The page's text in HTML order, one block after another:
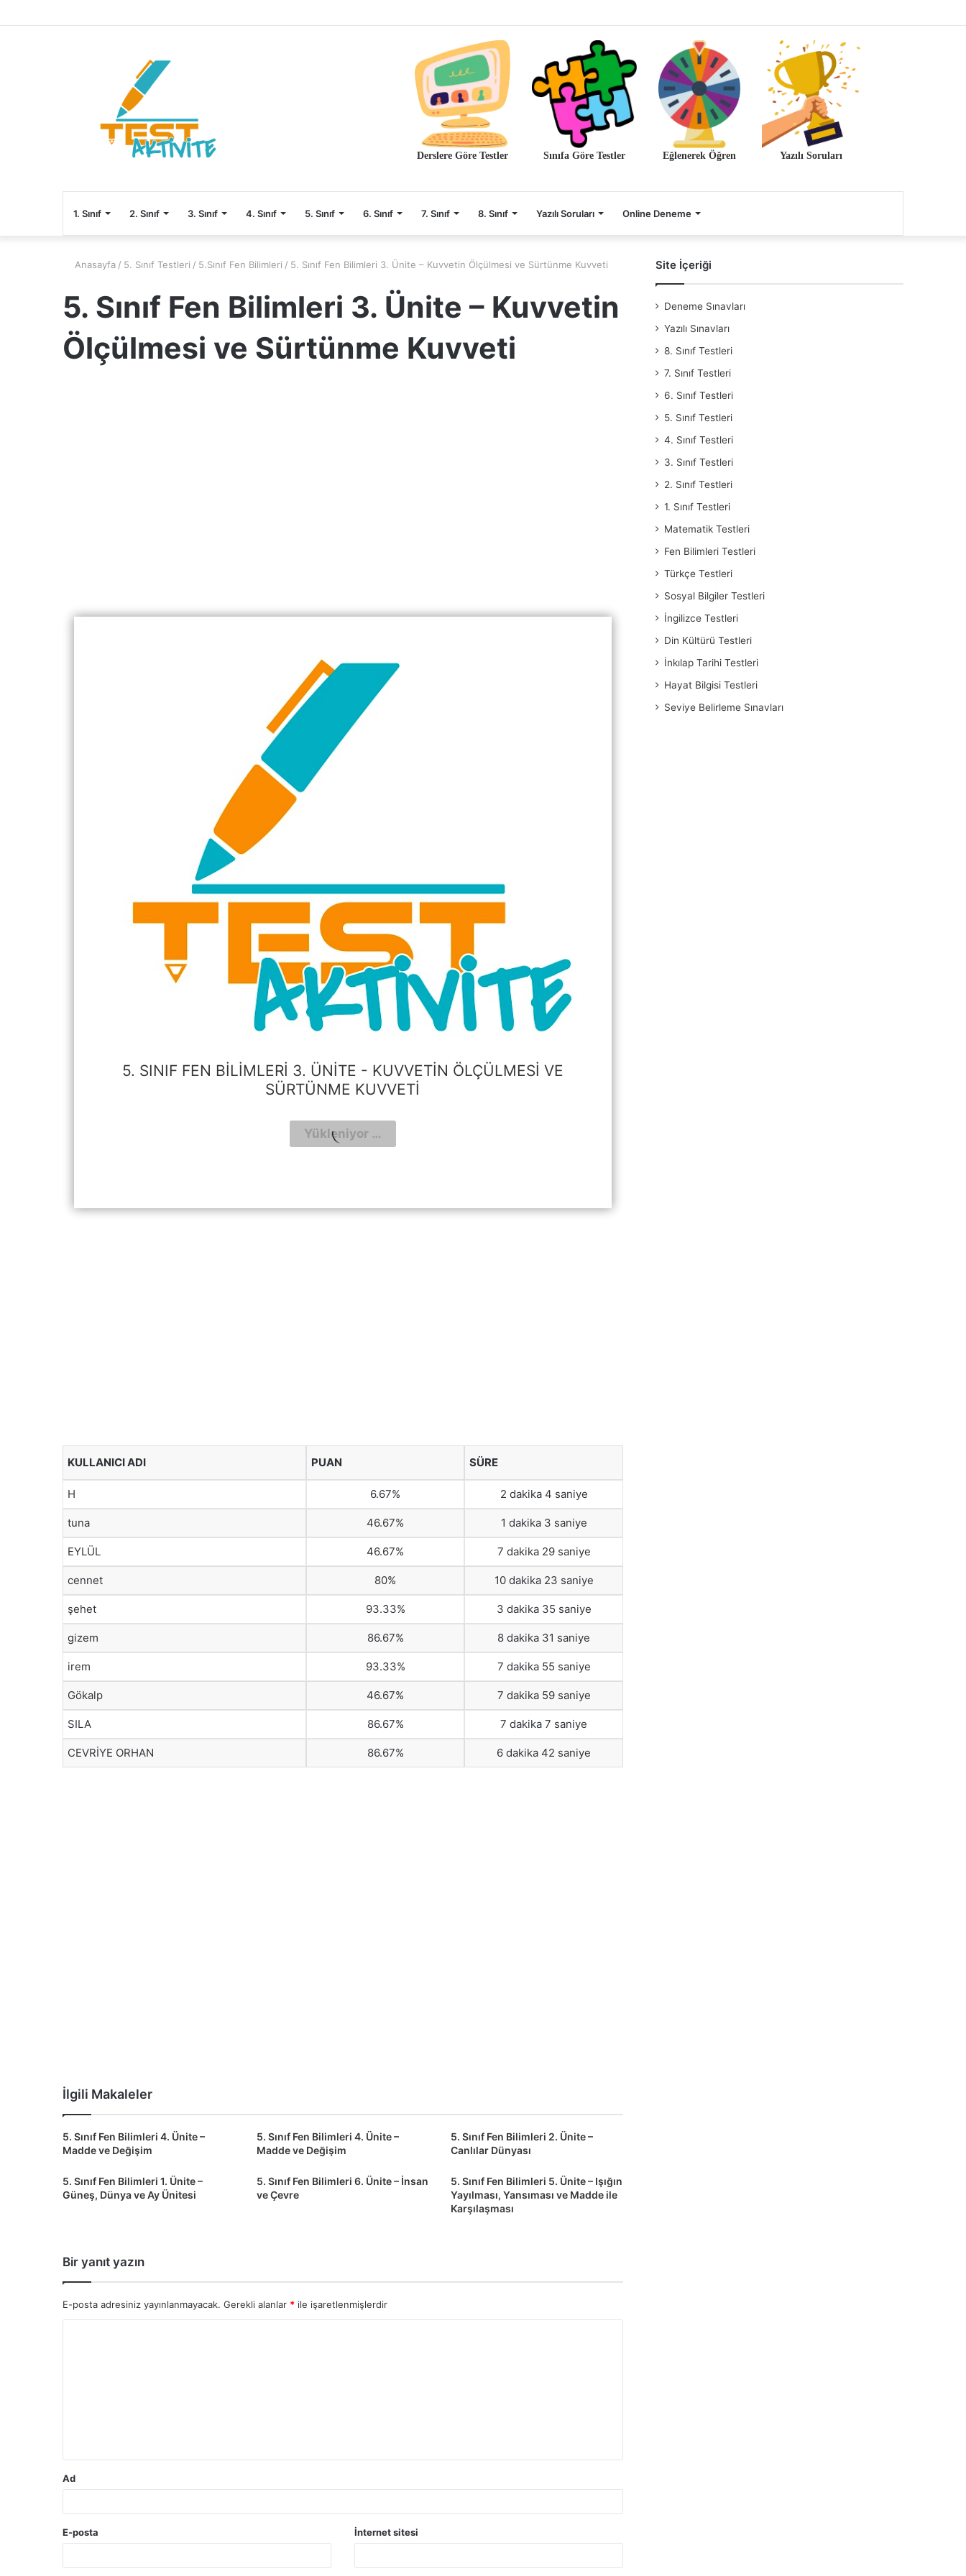
Derslere Göre Testler Sınıfa Göre Testler Eğlenerek Öğren Yazılı Soruları
1. Sınıf 2. Sınıf 3. Sınıf 4. Sınıf 5. Sınıf 6. Sınıf 7. Sınıf 8. Sınıf Yazılı Soruları Online Deneme
Anasayfa / 5. Sınıf Testleri / 5.Sınıf Fen Bilimleri / 5. Sınıf Fen Bilimleri 3. Ünite – Kuvvetin Ölçülmesi ve Sürtünme Kuvveti
5. Sınıf Fen Bilimleri 3. Ünite – Kuvvetin
Ölçülmesi ve Sürtünme Kuvveti
5. SINIF FEN BILIMLERI 3. ÜNITE - KUVVETIN ÖLÇÜLMESI VE
SÜRTÜNME KUVVETI
KULLANICI ADI PUAN SÜRE
H 6.67% 2 dakika 4 saniye
tuna 46.67% 1 dakika 3 saniye
EYLÜL 46.67% 7 dakika 29 saniye
cennet 80% 10 dakika 23 saniye
şehet 93.33% 3 dakika 35 saniye
gizem 86.67% 8 dakika 31 saniye
irem 93.33% 7 dakika 55 saniye
Gökalp 46.67% 7 dakika 59 saniye
SILA 86.67% 7 dakika 7 saniye
CEVRİYE ORHAN 86.67% 6 dakika 42 saniye
İlgili Makaleler
5. Sınıf Fen Bilimleri 4. Ünite –
Madde ve Değişim
5. Sınıf Fen Bilimleri 4. Ünite –
Madde ve Değişim
5. Sınıf Fen Bilimleri 2. Ünite –
Canlılar Dünyası
5. Sınıf Fen Bilimleri 1. Ünite –
Güneş, Dünya ve Ay Ünitesi
5. Sınıf Fen Bilimleri 6. Ünite – İnsan
ve Çevre
5. Sınıf Fen Bilimleri 5. Ünite – Işığın
Yayılması, Yansıması ve Madde ile
Karşılaşması
Bir yanıt yazın
E-posta adresiniz yayınlanmayacak. Gerekli alanlar * ile işaretlenmişlerdir
Ad
E-posta İnternet sitesi
Site İçeriği
Deneme Sınavları
Yazılı Sınavları
8. Sınıf Testleri
7. Sınıf Testleri
6. Sınıf Testleri
5. Sınıf Testleri
4. Sınıf Testleri
3. Sınıf Testleri
2. Sınıf Testleri
1. Sınıf Testleri
Matematik Testleri
Fen Bilimleri Testleri
Türkçe Testleri
Sosyal Bilgiler Testleri
İngilizce Testleri
Din Kültürü Testleri
İnkılap Tarihi Testleri
Hayat Bilgisi Testleri
Seviye Belirleme Sınavları